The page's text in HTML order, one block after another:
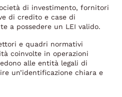
di investimento, fornitori
di credito e case di
a possedere un LEI valido.
e quadri normativi
coinvolte in operazioni
alle entità legali di
un’identificazione chiara e